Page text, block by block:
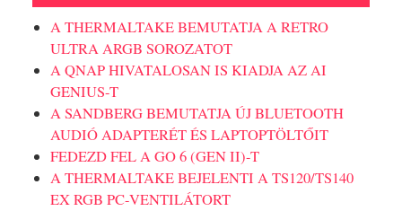
A THERMALTAKE BEMUTATJA A RETRO
ULTRA ARGB SOROZATOT
A QNAP HIVATALOSAN IS KIADJA AZ AI
GENIUS-T
A SANDBERG BEMUTATJA ÚJ BLUETOOTH
AUDIÓ ADAPTERÉT ÉS LAPTOPTÖLTŐIT
FEDEZD FEL A GO 6 (GEN II)-T
A THERMALTAKE BEJELENTI A TS120/TS140
EX RGB PC-VENTILÁTORT